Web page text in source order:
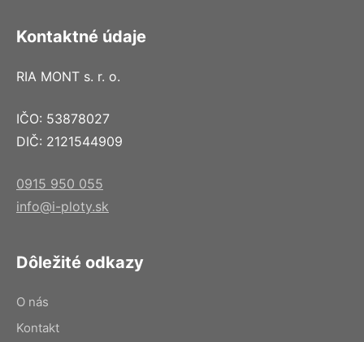
Kontaktné údaje
RIA MONT s. r. o.
IČO: 53878027
DIČ: 2121544909
0915 950 055
info@i-ploty.sk
Dôležité odkazy
O nás
Kontakt